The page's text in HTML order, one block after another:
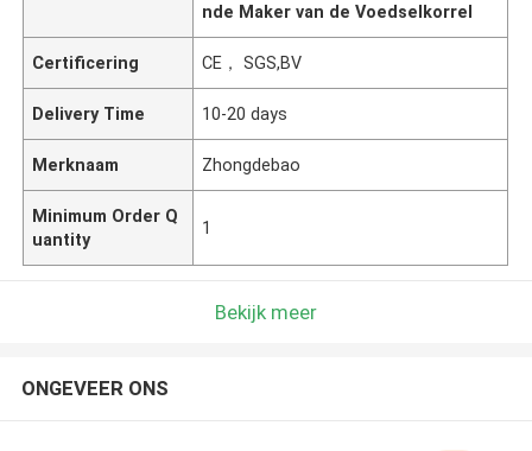
nde Maker van de Voedselkorrel
Certificering CE， SGS,BV
Delivery Time 10-20 days
Merknaam Zhongdebao
Minimum Order Q
uantity
1
Bekijk meer
ONGEVEER ONS